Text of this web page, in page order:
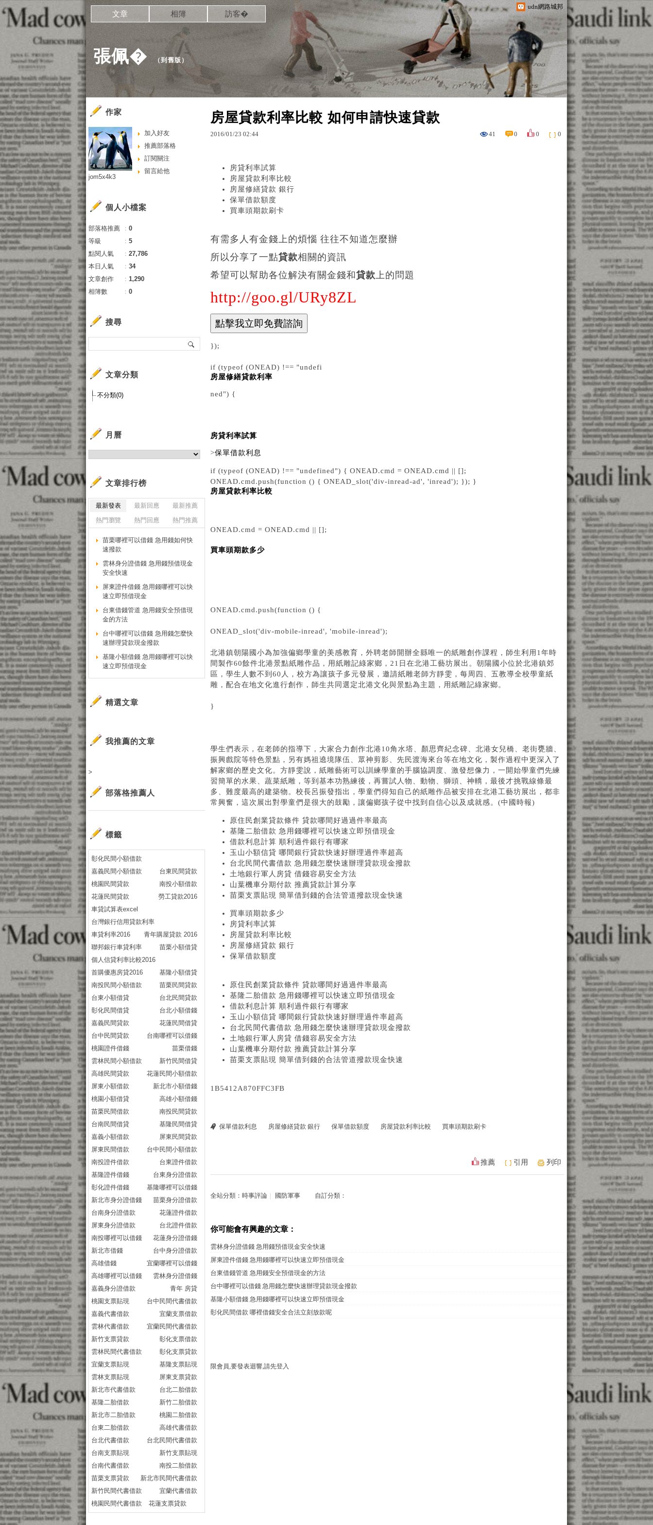
udn網路城邦
張佩� （到舊版 ）
文章 相簿 訪客�
房屋貸款利率比較 如何申請快速貸款
2016/01/23 02:44 41 0 0 0
房貸利率試算
房屋貸款利率比較
房屋修繕貸款 銀行
保單借款額度
買車頭期款刷卡
有需多人有金錢上的煩惱 往往不知道怎麼辦
所以分享了一點貸款相關的資訊
希望可以幫助各位解決有關金錢和貸款 上的問題
http://goo.gl/URy8ZL
});
if (typeof (ONEAD) !== "undefi
房屋修繕貸款利率
ned") {
房貸利率試算
>保單借款利息
if (typeof (ONEAD) !== "undefined") { ONEAD.cmd = ONEAD.cmd || [];
ONEAD.cmd.push(function () { ONEAD_slot('div-inread-ad', 'inread'); }); }
房屋貸款利率比較
ONEAD.cmd = ONEAD.cmd || [];
買車頭期款多少
ONEAD.cmd.push(function () {
ONEAD_slot('div-mobile-inread', 'mobile-inread');
北港鎮朝陽國小為加強偏鄉學童的美感教育，外聘老師開辦全縣唯一的紙雕創作課程，師生利用1年時
間製作60餘件北港景點紙雕作品，用紙雕記綠家鄉，21日在北港工藝坊展出。朝陽國小位於北港鎮郊
區，學生人數不到60人，校方為讓孩子多元發展，邀請紙雕老師方靜雯，每周四、五教導全校學童紙
雕，配合在地文化進行創作，師生共同選定北港文化與景點為主題，用紙雕記綠家鄉。
}
學生們表示，在老師的指導下，大家合力創作北港10角水塔、顏思齊紀念碑、北港女兒橋、老街甕牆、
振興戲院等特色景點，另有媽祖遶境隊伍、眾神剪影、先民渡海來台等在地文化，製作過程中更深入了
解家鄉的歷史文化。方靜雯說，紙雕藝術可以訓練學童的手腦協調度、激發想像力，一開始學童們先練
習簡單的水果、蔬菜紙雕，等到基本功熟練後，再嘗試人物、動物、獅頭、神轎，最後才挑戰線條最
多、難度最高的建築物。校長呂振發指出，學童們得知自己的紙雕作品被安排在北港工藝坊展出，都非
常興奮，這次展出對學童們是很大的鼓勵，讓偏鄉孩子從中找到自信心以及成就感。(中國時報)
原住民創業貸款條件 貸款哪間好過過件率最高
基隆二胎借款 急用錢哪裡可以快速立即預借現金
借款利息計算 順利過件銀行有哪家
玉山小額信貸 哪間銀行貸款快速好辦理過件率超高
台北民間代書借款 急用錢怎麼快速辦理貸款現金撥款
土地銀行軍人房貸 借錢容易安全方法
山葉機車分期付款 推薦貸款計算分享
苗栗支票貼現 簡單借到錢的合法管道撥款現金快速
買車頭期款多少
房貸利率試算
房屋貸款利率比較
房屋修繕貸款 銀行
保單借款額度
原住民創業貸款條件 貸款哪間好過過件率最高
基隆二胎借款 急用錢哪裡可以快速立即預借現金
借款利息計算 順利過件銀行有哪家
玉山小額信貸 哪間銀行貸款快速好辦理過件率超高
台北民間代書借款 急用錢怎麼快速辦理貸款現金撥款
土地銀行軍人房貸 借錢容易安全方法
山葉機車分期付款 推薦貸款計算分享
苗栗支票貼現 簡單借到錢的合法管道撥款現金快速
1B5412A870FFC3FB
保單借款利息 房屋修繕貸款 銀行 保單借款額度 房屋貸款利率比較 買車頭期款刷卡
推薦 引用 列印
全站分類： 時事評論 國防軍事 自訂分類：
你可能會有興趣的文章：
雲林身分證借錢 急用錢預借現金安全快速
屏東證件借錢 急用錢哪裡可以快速立即預借現金
台東借錢管道 急用錢安全預借現金的方法
台中哪裡可以借錢 急用錢怎麼快速辦理貸款現金撥款
基隆小額借錢 急用錢哪裡可以快速立即預借現金
彰化民間借款 哪裡借錢安全合法立刻放款呢
限會員,要發表迴響,請先登入
作家
加入好友
推薦部落格
訂閱關注
留言給他
jom5x4k3
個人小檔案
部落格推薦 ： 0
等級
： 5
點閱人氣
： 27,786
本日人氣
： 34
文章創作
： 1,290
相簿數
： 0
搜尋
文章分類
不分類(0)
月曆
文章排行榜
最新發表 最新回應
最新推薦
熱門瀏覽
熱門回應 熱門推薦
苗栗哪裡可以借錢 急用錢如何快
速撥款
雲林身分證借錢 急用錢預借現金
安全快速
屏東證件借錢 急用錢哪裡可以快
速立即預借現金
台東借錢管道 急用錢安全預借現
金的方法
台中哪裡可以借錢 急用錢怎麼快
速辦理貸款現金撥款
基隆小額借錢 急用錢哪裡可以快
速立即預借現金
精選文章
我推薦的文章
>
部落格推薦人
標籤
彰化民間小額借款
嘉義民間小額借款
台東民間貸款
桃園民間貸款
南投小額借款
花蓮民間貸款
勞工貸款2016
車貸試算表excel
台灣銀行信用貸款利率
車貸利率2016
青年購屋貸款 2016
聯邦銀行車貸利率
苗栗小額借貸
個人信貸利率比較2016
首購優惠房貸2016
基隆小額借貸
南投民間小額借款
苗栗民間貸款
台東小額借貸
台北民間貸款
彰化民間借貸
台北小額借錢
嘉義民間貸款
花蓮民間借貸
台中民間貸款
台南哪裡可以借錢
桃園證件借錢
苗栗借錢
雲林民間小額借款
新竹民間借貸
高雄民間貸款
花蓮民間小額借款
屏東小額借款
新北市小額借錢
桃園小額借貸
高雄小額借錢
苗栗民間借款
南投民間貸款
台南民間借貸
基隆民間借貸
嘉義小額借款
屏東民間貸款
屏東民間借款
台中民間小額借款
南投證件借款
台東證件借款
基隆證件借錢
台東身分證借款
彰化證件借錢
基隆哪裡可以借錢
新北市身分證借錢
苗栗身分證借款
台南身分證借款
花蓮證件借款
屏東身分證借款
台北證件借款
南投哪裡可以借錢
花蓮身分證借錢
新北市借錢
台中身分證借款
高雄借錢
宜蘭哪裡可以借錢
高雄哪裡可以借錢
雲林身分證借錢
嘉義身分證借款
青年 房貸
桃園支票貼現
台中民間代書借款
嘉義代書借款
宜蘭支票借款
雲林代書借款
宜蘭民間代書借款
新竹支票貸款
彰化支票借款
雲林民間代書借款
彰化支票貸款
宜蘭支票貼現
基隆支票貼現
雲林支票貼現
屏東支票貸款
新北市代書借款
台北二胎借款
基隆二胎借款
新竹二胎借款
新北市二胎借款
桃園二胎借款
台東二胎借款
高雄代書借款
台北代書借款
台北民間代書借款
台南支票貼現
新竹支票貼現
台南代書借款
南投二胎借款
苗栗支票貸款
新北市民間代書借款
新竹民間代書借款
宜蘭代書借款
桃園民間代書借款
花蓮支票貸款